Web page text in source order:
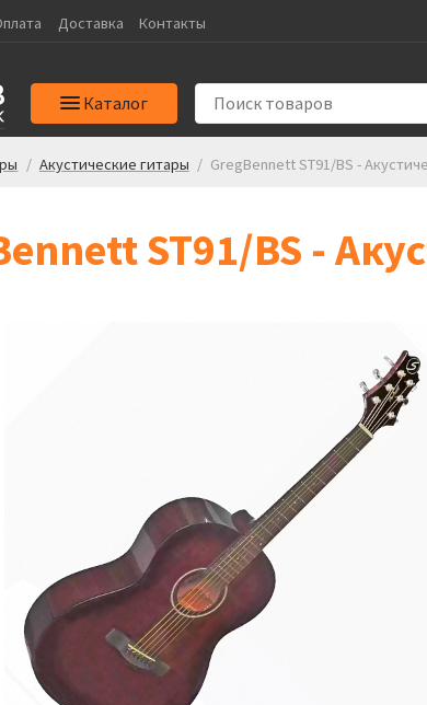
Доставка Контакты
Каталог
/ Акустические гитары / GregBennett ST91/BS -
ST91/BS -